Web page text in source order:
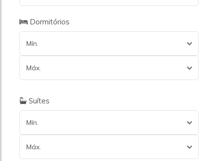
Dormitórios
Mín.
Máx.
Suítes
Mín.
Máx.